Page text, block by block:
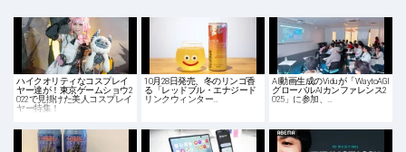
ハイクオリティなコスプレイ
ヤー達が！東京ゲームショウ2
022で見掛けた美人コスプレイ
ヤー特集！
10月28日発売、冬のリンゴ香
る「レッドブル・エナジード
リンクウィンター…
AI動画生成のViduが「WaytoAGI
グローバルAIカンファレンス2
025」に参加、…